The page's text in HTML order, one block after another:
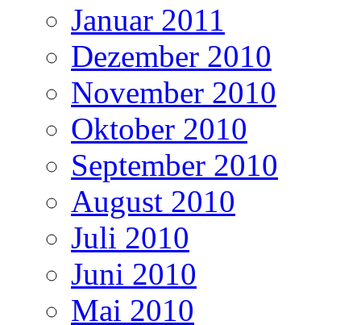
Januar 2011
Dezember 2010
November 2010
Oktober 2010
September 2010
August 2010
Juli 2010
Juni 2010
Mai 2010